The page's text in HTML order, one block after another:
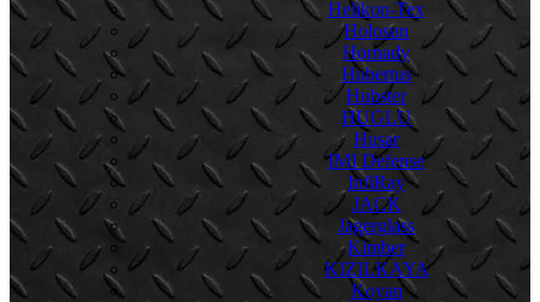
Helikon-Tex
Holosun
Hornady
Hubertus
Hubster
HUGLU
Husar
IMI Defense
InfiRay
JACK
Jagerglass
Kimber
KIZILKAYA
Koyan